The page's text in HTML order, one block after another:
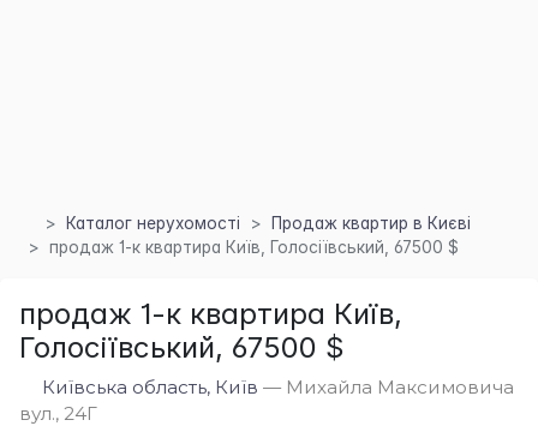
Каталог нерухомості
Продаж квартир в Києві
продаж 1-к квартира Київ, Голосіївський, 67500 $
продаж 1-к квартира Київ,
Голосіївський, 67500 $
Київська область, Київ — Михайла Максимовича
вул., 24Г
×